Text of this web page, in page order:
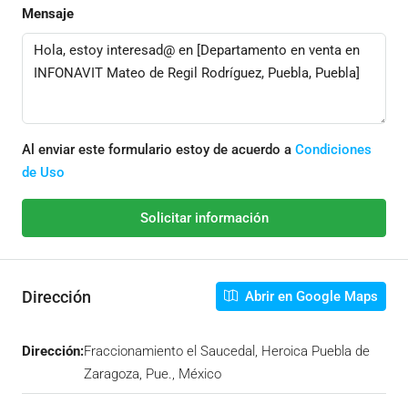
Mensaje
Al enviar este formulario estoy de acuerdo a Condiciones
de Uso
Solicitar información
Dirección Abrir en Google Maps
Dirección:Fraccionamiento el Saucedal, Heroica Puebla de
Zaragoza, Pue., México